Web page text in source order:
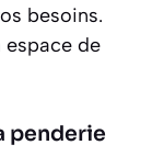
besoins.
espace de
penderie